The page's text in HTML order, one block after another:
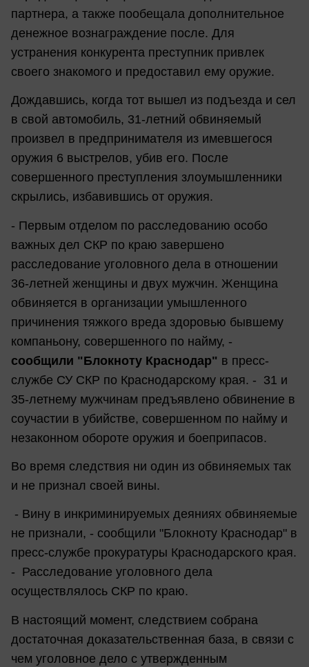
партнера, а также пообещала дополнительное
денежное вознаграждение после. Для
устранения конкурента преступник привлек
своего знакомого и предоставил ему оружие.
Дождавшись, когда тот вышел из подъезда и сел
в свой автомобиль, 31-летний обвиняемый
произвел в предпринимателя из имевшегося
оружия 6 выстрелов, убив его. После
совершенного преступления злоумышленники
скрылись, избавившись от оружия.
- Первым отделом по расследованию особо
важных дел СКР по краю завершено
расследование уголовного дела в отношении
36-летней женщины и двух мужчин. Женщина
обвиняется в организации умышленного
причинения тяжкого вреда здоровью бывшему
компаньону, совершенного по найму, -
сообщили "Блокноту Краснодар" в пресс-
службе СУ СКР по Краснодарскому края. - 31 и
35-летнему мужчинам предъявлено обвинение в
соучастии в убийстве, совершенном по найму и
незаконном обороте оружия и боеприпасов.
Во время следствия ни один из обвиняемых так
и не признал своей вины.
- Вину в инкриминируемых деяниях обвиняемые
не признали, - сообщили "Блокноту Краснодар" в
пресс-службе прокуратуры Краснодарского края.
- Расследование уголовного дела
осуществлялось СКР по краю.
В настоящий момент, следствием собрана
достаточная доказательственная база, в связи с
чем уголовное дело с утвержденным